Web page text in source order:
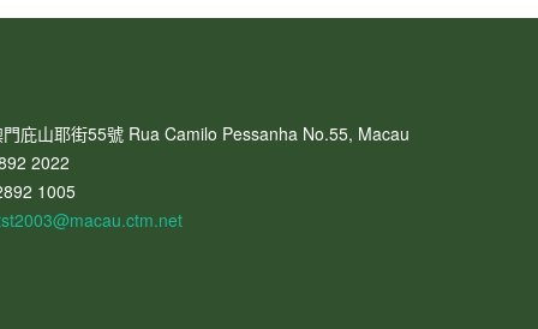
庇山耶街55號 Rua Camilo Pessanha No.55, Macau
2022
1005